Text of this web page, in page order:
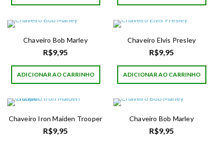
Chaveiro Bob Marley
R$9,95
ADICIONAR AO CARRINHO
Chaveiro Elvis Presley
R$9,95
ADICIONAR AO CARRINHO
Chaveiro Iron Maiden Trooper
R$9,95
Chaveiro Bob Marley
R$9,95